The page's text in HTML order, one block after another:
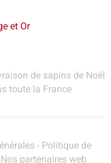
et Or
de sapins de Noël
toute la France
- Politique de
Nos partenaires web